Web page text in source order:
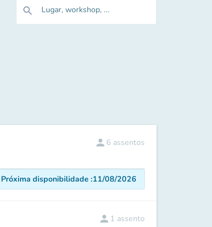
search Lugar, workshop, ...
person 6 assentos
Próxima disponibilidade :11/08/2026
person 1 assento